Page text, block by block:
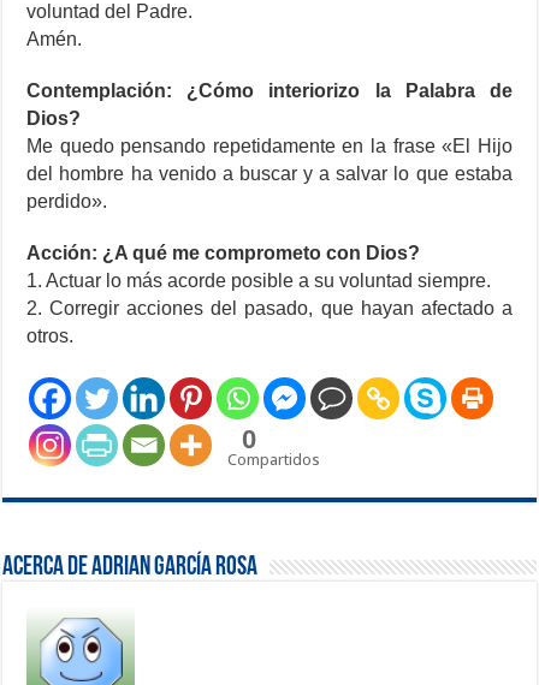
voluntad del Padre.
Amén.
Contemplación: ¿Cómo interiorizo la Palabra de
Dios?
Me quedo pensando repetidamente en la frase «El Hijo
del hombre ha venido a buscar y a salvar lo que estaba
perdido».
Acción: ¿A qué me comprometo con Dios?
1. Actuar lo más acorde posible a su voluntad siempre.
2. Corregir acciones del pasado, que hayan afectado a
otros.
0
Compartidos
Acerca de Adrian García Rosa